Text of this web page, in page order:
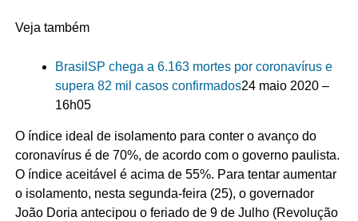
Veja também
Brasil SP chega a 6.163 mortes por coronavírus e
supera 82 mil casos confirmados24 maio 2020 –
16h05
O índice ideal de isolamento para conter o avanço do
coronavírus é de 70%, de acordo com o governo paulista.
O índice aceitável é acima de 55%. Para tentar aumentar
o isolamento, nesta segunda-feira (25), o governador
João Doria antecipou o feriado de 9 de Julho (Revolução